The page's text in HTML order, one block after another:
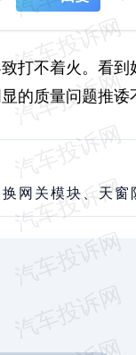
打不着火。看
的质量问题推诿
网关模块、天窗